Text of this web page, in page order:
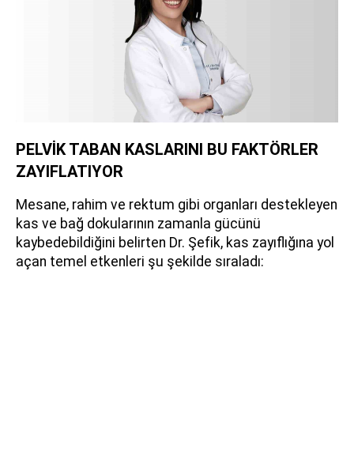
PELVİK TABAN KASLARINI BU FAKTÖRLER
ZAYIFLATIYOR
Mesane, rahim ve rektum gibi organları destekleyen
kas ve bağ dokularının zamanla gücünü
kaybedebildiğini belirten Dr. Şefik, kas zayıflığına yol
açan temel etkenleri şu şekilde sıraladı: